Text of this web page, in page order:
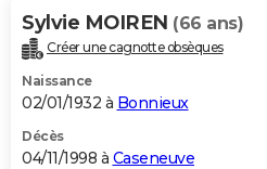
Sylvie MOIREN (66 ans)
Créer une cagnotte obsèques
Naissance
02/01/1932 à Bonnieux
Décès
04/11/1998 à Caseneuve